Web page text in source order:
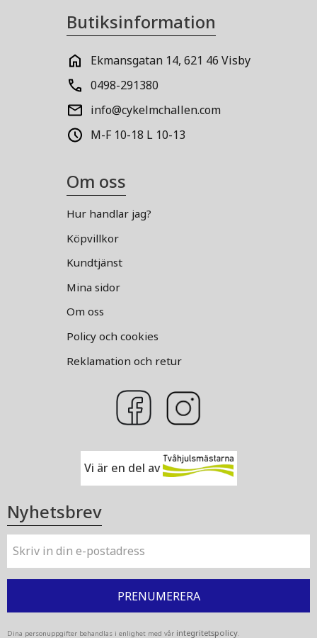
Butiksinformation
Ekmansgatan 14, 621 46 Visby
0498-291380
info@cykelmchallen.com
M-F 10-18 L 10-13
Om oss
Hur handlar jag?
Köpvillkor
Kundtjänst
Mina sidor
Om oss
Policy och cookies
Reklamation och retur
Vi är en del av
Nyhetsbrev
PRENUMERERA
Dina personuppgifter behandlas i enlighet med vår integritetspolicy.